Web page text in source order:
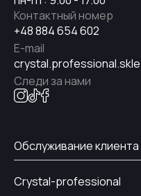
+48 884 654 602
Контактный номер
E-mail
Следи за нами
Обслуживание клиента
Доставка и оплата
Crystal-professional